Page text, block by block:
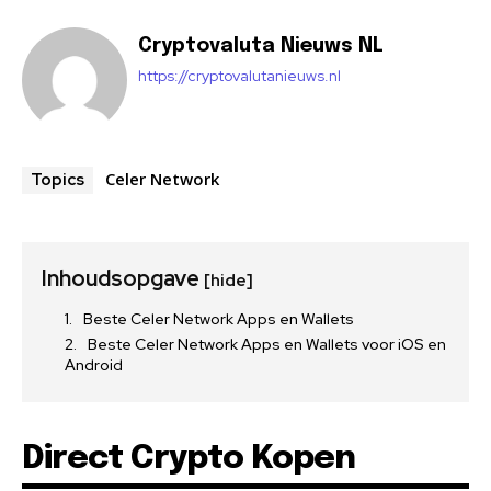
Cryptovaluta Nieuws NL
https://cryptovalutanieuws.nl
Topics Celer Network
Inhoudsopgave [hide]
Beste Celer Network Apps en Wallets
Beste Celer Network Apps en Wallets voor iOS en
Android
Direct Crypto Kopen